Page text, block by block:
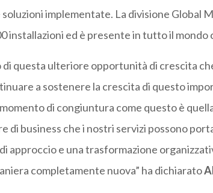
implementate. La divisione Global
installazioni ed è presente in tutto il mondo
di questa ulteriore opportunità di crescita
a sostenere la crescita di questo
di congiuntura come questo è
di business che i nostri servizi possono
approccio e una trasformazione
completamente nuova” ha dichiarato